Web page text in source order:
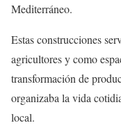
Mediterráneo.
Estas construcciones
agricultores y como
transformación de
organizaba la vida
local.